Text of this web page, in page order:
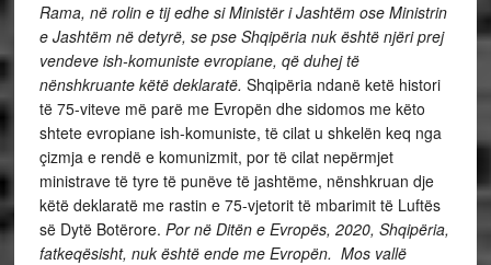
Rama, në rolin e tij edhe si Ministër i Jashtëm ose Ministrin
e Jashtëm në detyrë, se pse Shqipëria nuk është njëri prej
vendeve ish-komuniste evropiane, që duhej të
nënshkruante këtë deklaratë. Shqipëria ndanë ketë histori
të 75-viteve më parë me Evropën dhe sidomos me këto
shtete evropiane ish-komuniste, të cilat u shkelën keq nga
çizmja e rendë e komunizmit, por të cilat nepërmjet
ministrave të tyre të punëve të jashtëme, nënshkruan dje
këtë deklaratë me rastin e 75-vjetorit të mbarimit të Luftës
së Dytë Botërore. Por në Ditën e Evropës, 2020, Shqipëria,
fatkeqësisht, nuk është ende me Evropën. Mos vallë